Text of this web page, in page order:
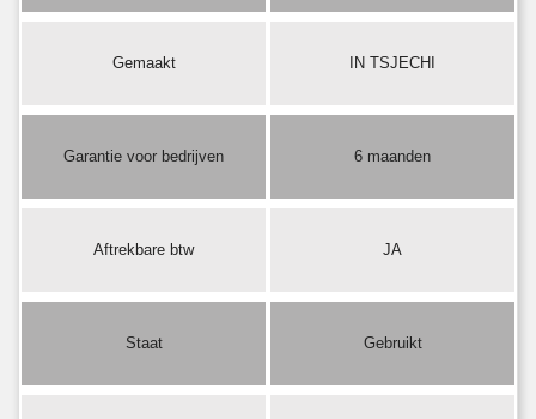
Gemaakt IN TSJECHI
Garantie voor bedrijven 6 maanden
Aftrekbare btw JA
Staat Gebruikt